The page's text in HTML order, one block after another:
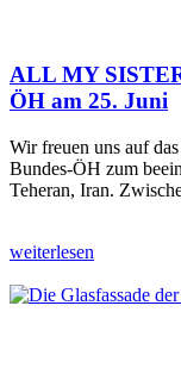
ALL MY
ÖH am 25. Juni
Wir freuen uns auf
Bundes-ÖH zum
Teheran, Iran.
weiterlesen